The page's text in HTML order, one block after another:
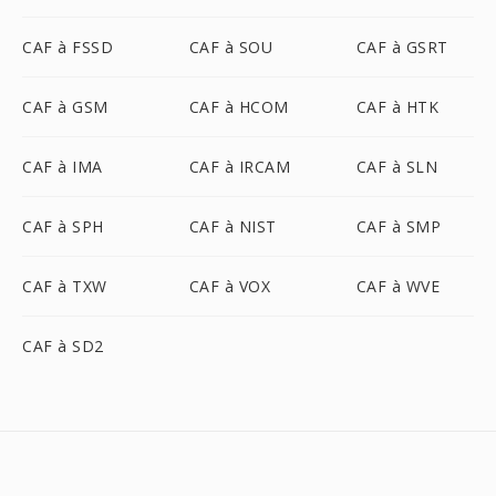
CAF à FSSD CAF à SOU CAF à GSRT
CAF à GSM CAF à HCOM CAF à HTK
CAF à IMA CAF à IRCAM CAF à SLN
CAF à SPH CAF à NIST CAF à SMP
CAF à TXW CAF à VOX CAF à WVE
CAF à SD2